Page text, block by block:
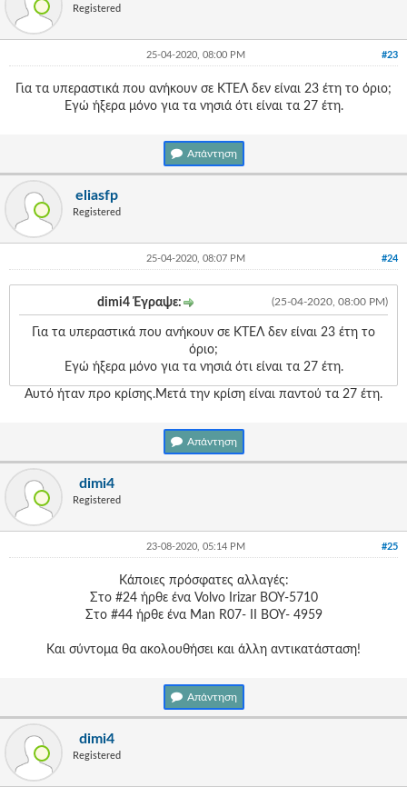
Registered
#23
25-04-2020, 08:00 PM
Για τα υπεραστικά που ανήκουν σε ΚΤΕΛ δεν είναι 23 έτη το όριο;
Εγώ ήξερα μόνο για τα νησιά ότι είναι τα 27 έτη.
Απάντηση
eliasfp
Registered
#24
25-04-2020, 08:07 PM
(25-04-2020, 08:00 PM)
dimi4 Έγραψε:
Για τα υπεραστικά που ανήκουν σε ΚΤΕΛ δεν είναι 23 έτη το
όριο;
Εγώ ήξερα μόνο για τα νησιά ότι είναι τα 27 έτη.
Αυτό ήταν προ κρίσης.Μετά την κρίση είναι παντού τα 27 έτη.
Απάντηση
dimi4
Registered
#25
23-08-2020, 05:14 PM
Κάποιες πρόσφατες αλλαγές:
Στο #24 ήρθε ένα Volvo Irizar ΒΟΥ-5710
Στο #44 ήρθε ένα Man R07- II ΒΟΥ- 4959
Και σύντομα θα ακολουθήσει και άλλη αντικατάσταση!
Απάντηση
dimi4
Registered